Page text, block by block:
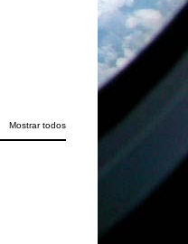
Mostrar todos